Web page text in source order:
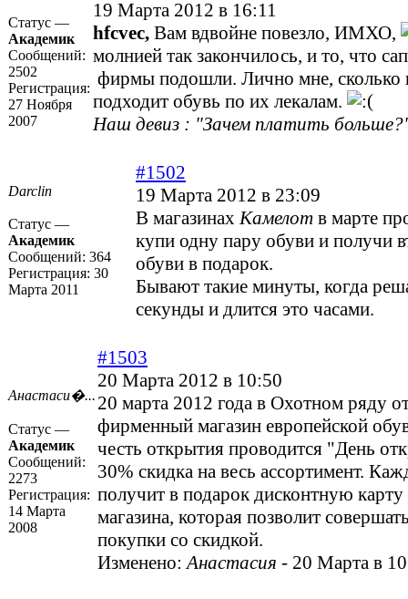
Статус —
Академик
Сообщений:
2502
Регистрация:
27 Ноября
2007
19 Марта 2012 в 16:11
hfcvec, Вам вдвойне повезло, ИМХО,
молнией так закончилось, и то, что
фирмы подошли. Лично мне, сколько
подходит обувь по их лекалам.
Наш девиз : "Зачем платить
Darclin
Статус —
Академик
Сообщений: 364
Регистрация: 30
Марта 2011
#1502
19 Марта 2012 в 23:09
В магазинахКамелот в марте
купи одну пару обуви и получи
обуви в подарок.
Бывают такие минуты, когда
секунды и длится это часами.
Анастаси�...
Статус —
Академик
Сообщений:
2273
Регистрация:
14 Марта
2008
#1503
20 Марта 2012 в 10:50
20 марта 2012 года в Охотном ряду
фирменный магазин европейской
честь открытия проводится "День
30% скидка на весь ассортимент.
получит в подарок дисконтную
магазина, которая позволит
покупки со скидкой.
Изменено:Анастасия - 20 Марта в